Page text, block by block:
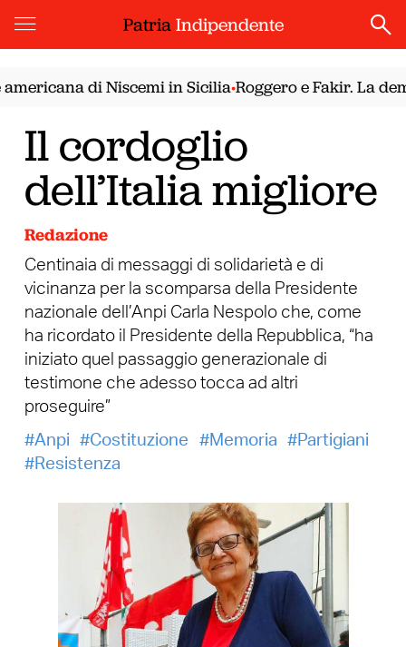
PatriaIndipendente
di Niscemi in Sicilia•Roggero e Fakir. La
Il cordoglio
dell’Italia migliore
Redazione
Centinaia di messaggi di solidarietà e di
vicinanza per la scomparsa della Presidente
nazionale dell’Anpi Carla Nespolo che, come
ha ricordato il Presidente della Repubblica, “ha
iniziato quel passaggio generazionale di
testimone che adesso tocca ad altri
proseguire”
Anpi
Costituzione Memoria
Partigiani
Resistenza